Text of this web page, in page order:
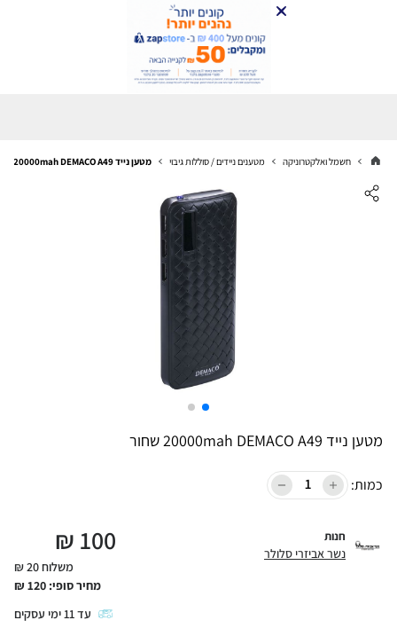
חשמל ואלקטרוניקה מטענים ניידים / סוללות גיבוי מטען נייד 20000mah DEMACO A49 שחור
מטען נייד 20000mah DEMACO A49 שחור
כמות:
חנות
נשר אביזרי סלולר 100
₪
משלוח 20 ₪
מחיר סופי: 120
₪
עד11 ימי עסקים